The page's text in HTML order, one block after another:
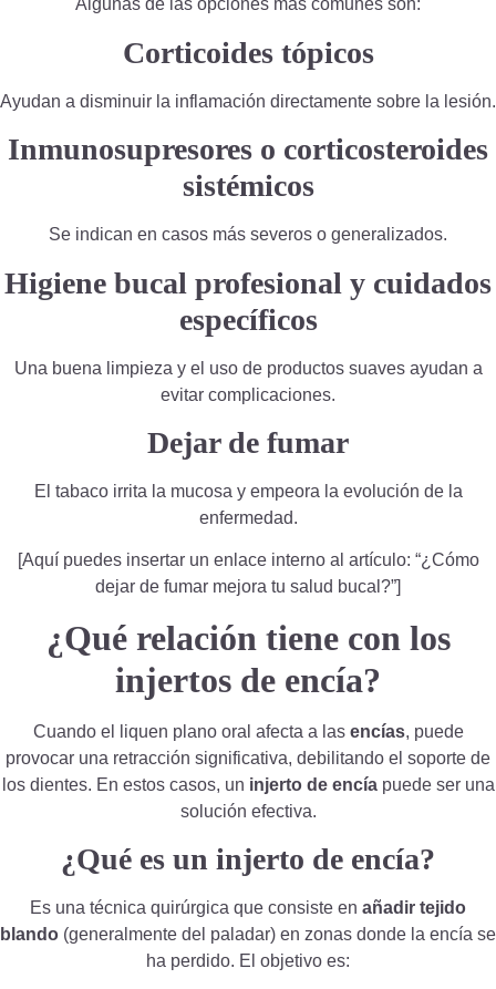
Algunas de las opciones más comunes son:
Corticoides tópicos
Ayudan a disminuir la inflamación directamente sobre la lesión.
Inmunosupresores o corticosteroides
sistémicos
Se indican en casos más severos o generalizados.
Higiene bucal profesional y cuidados
específicos
Una buena limpieza y el uso de productos suaves ayudan a
evitar complicaciones.
Dejar de fumar
El tabaco irrita la mucosa y empeora la evolución de la
enfermedad.
[Aquí puedes insertar un enlace interno al artículo: “¿Cómo
dejar de fumar mejora tu salud bucal?”]
¿Qué relación tiene con los
injertos de encía?
Cuando el liquen plano oral afecta a las encías, puede
provocar una retracción significativa, debilitando el soporte de
los dientes. En estos casos, un injerto de encíapuede ser una
solución efectiva.
¿Qué es un injerto de encía?
Es una técnica quirúrgica que consiste en añadir tejido
blando (generalmente del paladar) en zonas donde la encía se
ha perdido. El objetivo es: